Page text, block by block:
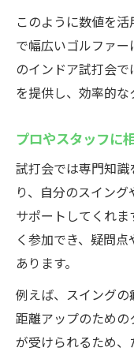
このように数値を
で幅広いゴルファ
のインドア試打会
を提供し、効率的な
プロやスタッフに
試打会では専門知
り、自分のスイン
サポートしてくれ
く参加でき、疑問
あります。
例えば、スイング
距離アップのため
が受けられるため